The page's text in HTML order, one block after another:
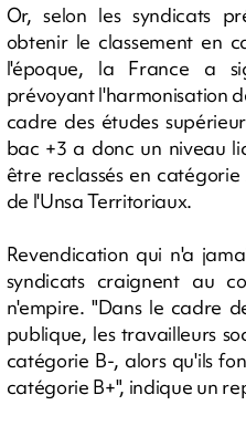
Or, selon les syndicats
obtenir le classement en
l'époque, la France a
prévoyant l'harmonisation
cadre des études
bac +3 a donc un niveau
être reclassés en
de l'Unsa Territoriaux.
Revendication qui n'a
syndicats craignent au
n'empire. "Dans le cadre
publique, les travailleurs
catégorie B-, alors qu'ils
catégorie B+", indique un